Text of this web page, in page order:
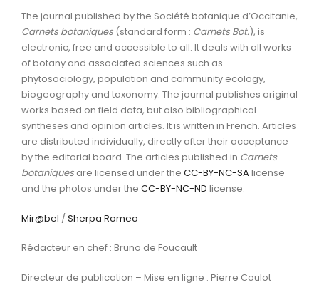
The journal published by the Société botanique d’Occitanie,
Carnets botaniques (standard form : Carnets Bot.), is
electronic, free and accessible to all. It deals with all works
of botany and associated sciences such as
phytosociology, population and community ecology,
biogeography and taxonomy. The journal publishes original
works based on field data, but also bibliographical
syntheses and opinion articles. It is written in French. Articles
are distributed individually, directly after their acceptance
by the editorial board. The articles published in Carnets
botaniquesare licensed under the CC-BY-NC-SAlicense
and the photos under the CC-BY-NC-ND license.
Mir@bel /Sherpa Romeo
Rédacteur en chef : Bruno de Foucault
Directeur de publication – Mise en ligne : Pierre Coulot